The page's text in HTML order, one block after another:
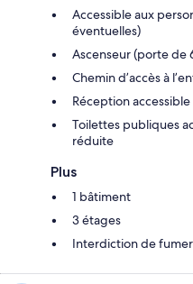
Accessible aux
éventuelles)
Ascenseur (porte de
Chemin d’accès à
Réception
Toilettes publiques
réduite
Plus
1 bâtiment
3 étages
Interdiction de fumer